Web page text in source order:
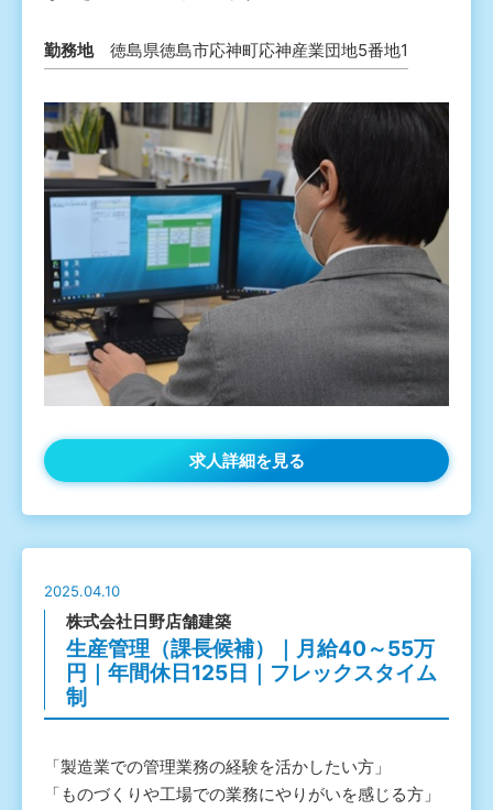
勤務地 徳島県徳島市応神町応神産業団地5番地1
求人詳細を見る
2025.04.10
株式会社日野店舗建築
生産管理（課長候補）｜月給40～55万
円｜年間休日125日｜フレックスタイム
制
「製造業での管理業務の経験を活かしたい方」
「ものづくりや工場での業務にやりがいを感じる方」